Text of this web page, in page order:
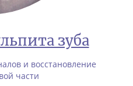
зуба
и восстановление
части